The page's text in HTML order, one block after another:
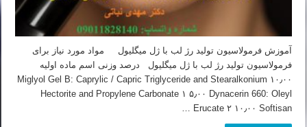
آموزش فرمولاسیون تولید رژ لب با ژل میگلیول مواد مورد نیاز برای
فرمولاسیون تولید رژ لب با ژل میگلیول درصد وزنی اسم ماده اولیه
۱۰٫۰۰ Miglyol Gel B: Caprylic / Capric Triglyceride and Stearalkonium
Hectorite and Propylene Carbonate ۱ ۵٫۰۰ Dynacerin 660: Oleyl
Erucate ۲ ۱۰٫۰۰ Softisan …